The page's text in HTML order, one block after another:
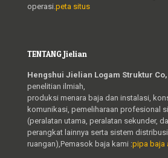
operasi. peta situs
TENTANG Jielian
Hengshui Jielian Logam Struktur Co,
penelitian ilmiah,
produksi menara baja dan instalasi,
komunikasi, pemeliharaan profesional
(peralatan utama, peralatan sekunder,
perangkat lainnya serta sistem
ruangan),Pemasok baja kami :pipa baja